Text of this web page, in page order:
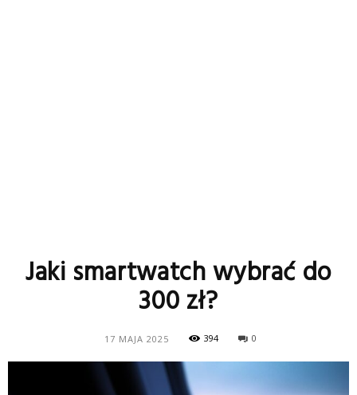
Jaki smartwatch wybrać do
300 zł?
17 MAJA 2025 394 0